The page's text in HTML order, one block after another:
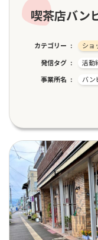
喫茶店バン
カテゴリー
ショ
発信タグ
活動
事業所名
バン